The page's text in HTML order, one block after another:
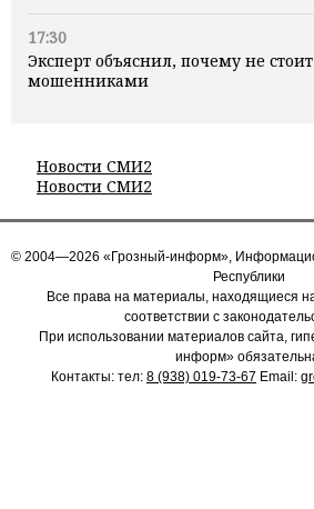
17:30
Эксперт объяснил, почему не
мошенниками
Новости СМИ2
Новости СМИ2
© 2004—2026 «Грозный-информ»,
Республики
Все права на материалы, находящиеся
соответствии с
При использовании материалов сайта,
информ»
Контакты: тел: 8 (938) 019-73-67 Email: